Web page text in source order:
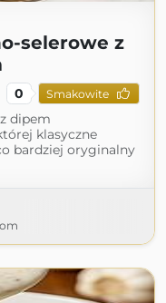
selerowe z
0 Smakowite
dipem
klasyczne
bardziej oryginalny